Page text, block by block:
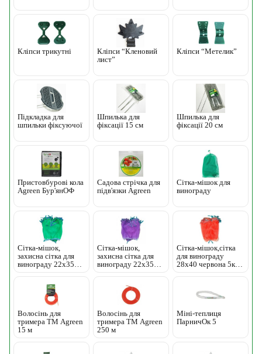
Кліпси трикутні
Кліпси “Кленовий
лист”
Кліпси “Метелик”
Підкладка для
шпильки фіксуючої
Шпилька для
фіксації 15 см
Шпилька для
фіксації 20 см
Пристовбурові кола
Agreen Бур'янОФ
Садова стрічка для
підв'язки Agreen
Сітка-мішок для
винограду
Сітка-мішок,
захисна сітка для
винограду 22х35
Сітка-мішок,
захисна сітка для
винограду 22х35
Сітка-мішок,сітка
для винограду
28х40 червона 5кг
Волосінь для
тримера ТМ Agreen
15 м
Волосінь для
тримера ТМ Agreen
250 м
Міні-теплиця
ПарничОк 5